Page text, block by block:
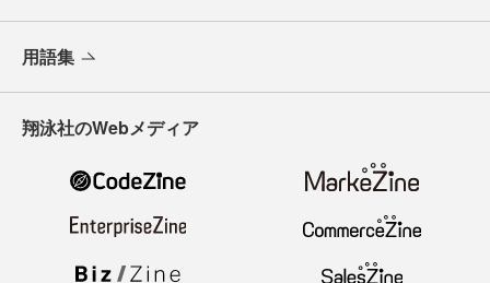
用語集
翔泳社のWebメディア